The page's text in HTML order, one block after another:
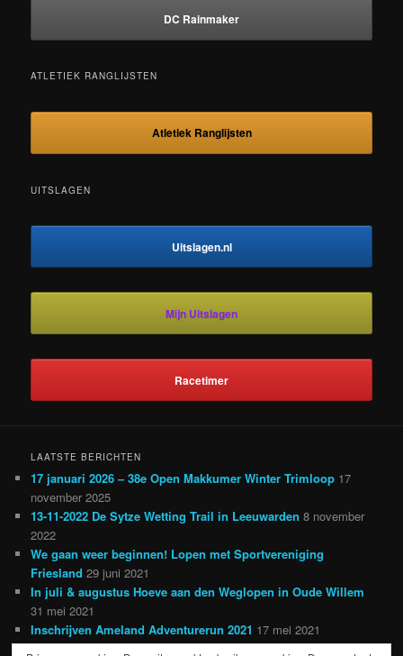
DC Rainmaker
ATLETIEK RANGLIJSTEN
Atletiek Ranglijsten
UITSLAGEN
Uitslagen.nl
Mijn Uitslagen
Racetimer
LAATSTE BERICHTEN
17 januari 2026 – 38e Open Makkumer Winter Trimloop 17
november 2025
13-11-2022 De Sytze Wetting Trail in Leeuwarden 8 november
2022
We gaan weer beginnen! Lopen met Sportvereniging
Friesland 29 juni 2021
In juli & augustus Hoeve aan den Weglopen in Oude Willem
31 mei 2021
Inschrijven Ameland Adventurerun 2021 17 mei 2021